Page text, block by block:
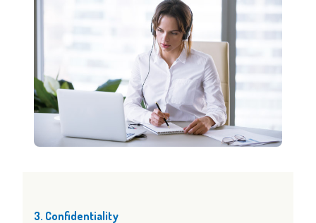
3. Confidentiality